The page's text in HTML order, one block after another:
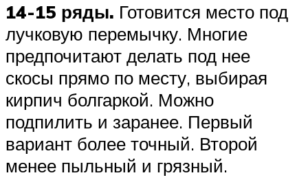
14-15 ряды. Готовится место под
лучковую перемычку. Многие
предпочитают делать под нее
скосы прямо по месту, выбирая
кирпич болгаркой. Можно
подпилить и заранее. Первый
вариант более точный. Второй
менее пыльный и грязный.